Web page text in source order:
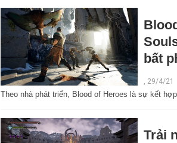
bất
29/4/21
Theo nhà phát triển, Blood of Heroes là sự kết
Trải